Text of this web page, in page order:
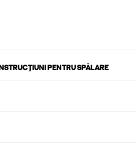
PENTRU SPĂLARE